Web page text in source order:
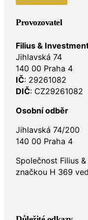
Provozovatel
Filius &
Jihlavská 74
140 00 Praha 4
IČ: 29261082
DIČ: CZ29261082
Osobní odběr
Jihlavská 74/200
140 00 Praha 4
Společnost Filius
značkou H 369